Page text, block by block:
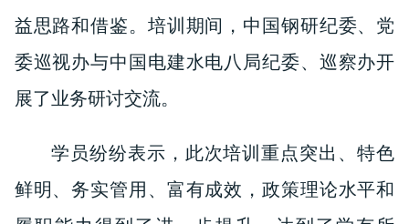
益思路和借鉴。培训期间，中国钢研纪委、党
委巡视办与中国电建水电八局纪委、巡察办开
展了业务研讨交流。
学员纷纷表示，此次培训重点突出、特色
鲜明、务实管用、富有成效，政策理论水平和